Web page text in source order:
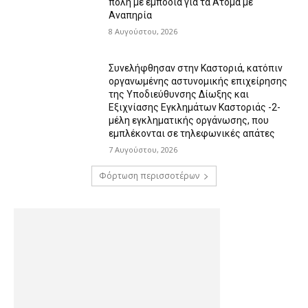
Αναπηρία
8 Αυγούστου, 2026
Συνελήφθησαν στην Καστοριά, κατόπιν
οργανωμένης αστυνομικής επιχείρησης
της Υποδιεύθυνσης Δίωξης και
Εξιχνίασης Εγκλημάτων Καστοριάς -2-
μέλη εγκληματικής οργάνωσης, που
εμπλέκονται σε τηλεφωνικές απάτες
7 Αυγούστου, 2026
Φόρτωση περισσοτέρων